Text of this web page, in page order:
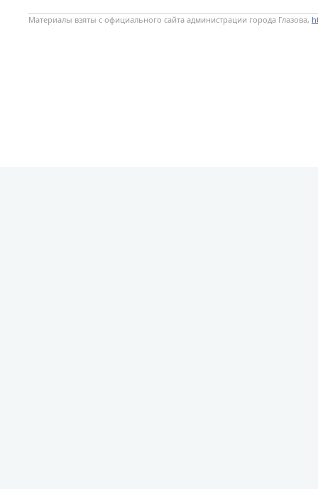
Материалы взяты с официального сайта администрации города Глазова,